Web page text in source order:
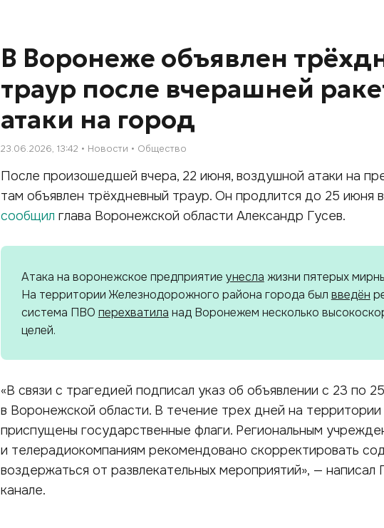
В Воронеже объявлен
траур после вчерашней
атаки на город
23.06.2026, 13:42 Новости Общество
После произошедшей вчера, 22 июня, воздушной атаки на
там объявлен трёхдневный траур. Он продлится до 25 июня
сообщил глава Воронежской области Александр Гусев.
Атака на воронежское предприятие унесла жизни пятерых
На территории Железнодорожного района города был введён
система ПВО перехватила над Воронежем несколько
целей.
«В связи с трагедией подписал указ об объявлении с 23 по
в Воронежской области. В течение трех дней на
приспущены государственные флаги. Региональным
и телерадиокомпаниям рекомендовано скорректировать
воздержаться от развлекательных мероприятий», — написал
канале.